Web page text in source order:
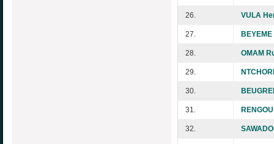
26. VULA
27.
28. OMAM
29.
30.
31.
32.